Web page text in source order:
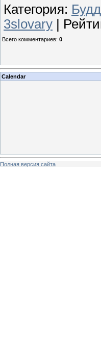
Категория:
3slovary
Всего комментариев: 0
Calendar
Полная версия сайта